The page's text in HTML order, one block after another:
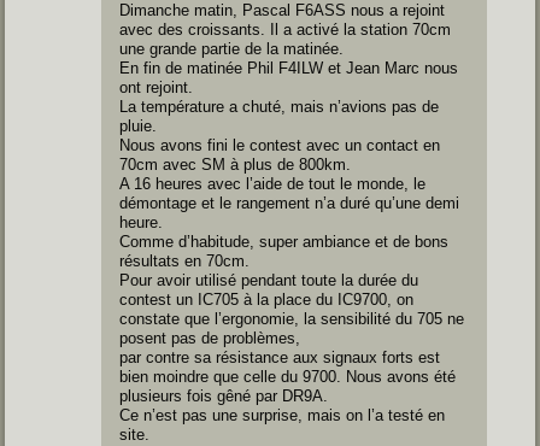
Dimanche matin, Pascal F6ASS nous a rejoint
avec des croissants. Il a activé la station 70cm
une grande partie de la matinée.
En fin de matinée Phil F4ILW et Jean Marc nous
ont rejoint.
La température a chuté, mais n’avions pas de
pluie.
Nous avons fini le contest avec un contact en
70cm avec SM à plus de 800km.
A 16 heures avec l’aide de tout le monde, le
démontage et le rangement n’a duré qu’une demi
heure.
Comme d’habitude, super ambiance et de bons
résultats en 70cm.
Pour avoir utilisé pendant toute la durée du
contest un IC705 à la place du IC9700, on
constate que l’ergonomie, la sensibilité du 705 ne
posent pas de problèmes,
par contre sa résistance aux signaux forts est
bien moindre que celle du 9700. Nous avons été
plusieurs fois gêné par DR9A.
Ce n’est pas une surprise, mais on l’a testé en
site.